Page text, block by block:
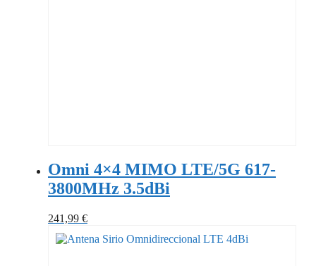
Omni 4×4 MIMO LTE/5G 617-
3800MHz 3.5dBi
241,99 €